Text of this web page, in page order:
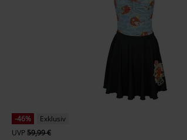
-46%
Exklusiv
UVP59,99 €